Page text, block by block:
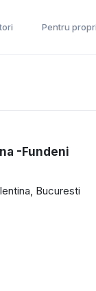
Pentru
-Fundeni
Bucuresti